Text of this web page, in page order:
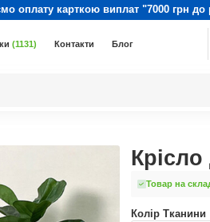
оплату карткою виплат "7000 грн до
(1131) Контакти Блог
Товар на
Колір Тканини